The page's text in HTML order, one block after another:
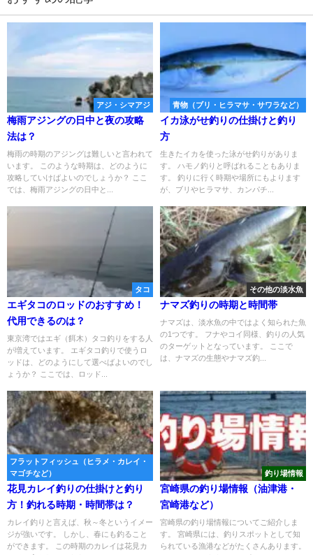
アジ・シマアジ
梅雨アジングの日中と夜の攻略
法は？
梅雨の時期のアジングは難しいと言われて
います。 このような時期は、どのように
攻略していけばよいのでしょうか？ ここ
では、梅雨アジングの日中と...
青物（ブリ・ヒラマサ・サワラなど）
イカ泳がせ釣りの仕掛けと釣り
方
生きたイカを使った泳がせ釣りがありま
す。 ハモノ釣りと呼ばれることもありま
す。 釣りに行く時期や場所にもよります
が、ブリやヒラマサ、カンパチ...
タコ
エギタコのロッドのおすすめ！
代用できるのは？
東京湾ではエギ（餌木）タコ釣りをする人
が増えています。 エギタコ釣りで使うロ
ッドは、どのようにして選べばよいのでし
ょうか？ ここでは、ロッド...
その他の淡水魚
ナマズ釣りの時期と時間帯
ナマズは、淡水魚の中ではよく知られた魚
の1つです。 フナやコイ同様、釣りの人気
のターゲットとなっています。 ここで
は、ナマズの生態やナマズ釣...
フラットフィッシュ（ヒラメ・カレイ・
マゴチなど）
花見カレイ釣りの仕掛けと釣り
方！釣れる時期・時間帯は？
カレイ釣りと言えば、秋～冬というイメー
ジが強いです。 しかし、春にも釣ること
ができます。 この時期のカレイは花見カ
釣り場情報
宮崎県の釣り場情報（油津港・
宮崎港など）
宮崎県の釣り場情報についてご紹介しま
す。 宮崎県には、釣りスポットとして知
られている漁港などがたくさんあります。